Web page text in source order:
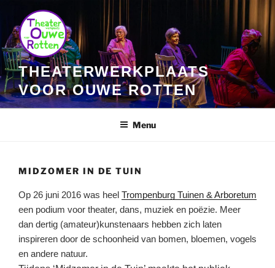
de
inhoud
THEATERWERKPLAATS
VOOR OUWE ROTTEN
Menu
MIDZOMER IN DE TUIN
Op 26 juni 2016 was heel Trompenburg Tuinen & Arboretum
een podium voor theater, dans, muziek en poëzie. Meer
dan dertig (amateur)kunstenaars hebben zich laten
inspireren door de schoonheid van bomen, bloemen, vogels
en andere natuur.